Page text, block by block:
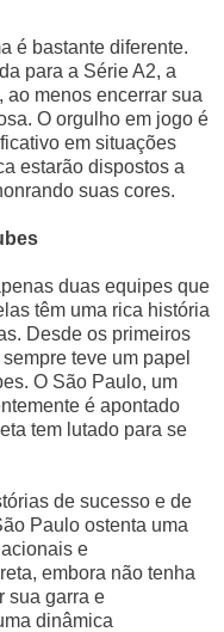
é bastante diferente.
para a Série A2, a
menos encerrar sua
O orgulho em jogo é
em situações
estarão dispostos a
suas cores.
duas equipes que
têm uma rica história
Desde os primeiros
teve um papel
O São Paulo, um
é apontado
tem lutado para se
de sucesso e de
Paulo ostenta uma
e
embora não tenha
sua garra e
dinâmica